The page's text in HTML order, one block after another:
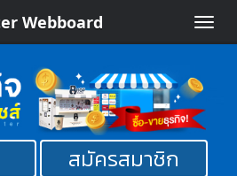
Toggle
Webboard
สมัครสมาชิก